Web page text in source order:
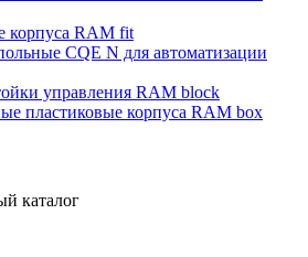
корпуса RAM fit
CQE N для автоматизации
управления RAM block
пластиковые корпуса RAM box
каталог